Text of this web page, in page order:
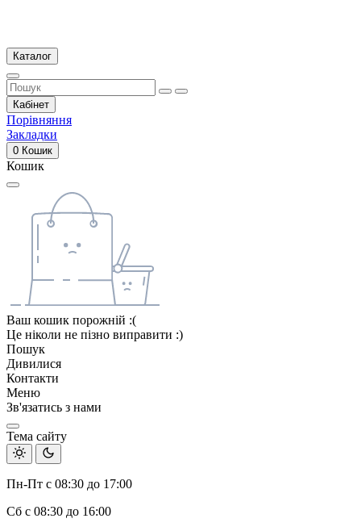
Каталог
Кабінет
Порівняння
Закладки
0 Кошик
Кошик
Ваш кошик порожній :(
Це ніколи не пізно виправити :)
Пошук
Дивилися
Контакти
Меню
Зв'язатись з нами
Тема сайту
Пн-Пт с 08:30 до 17:00
Сб с 08:30 до 16:00